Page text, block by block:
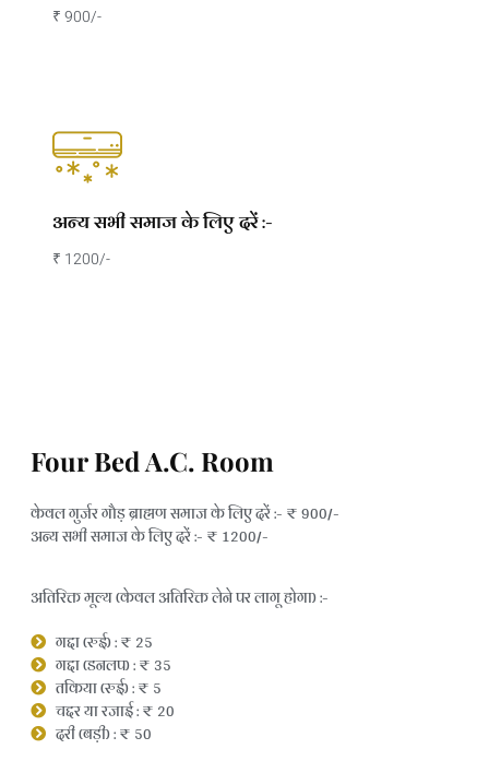
₹ 900/-
अन्य सभी समाज के लिए दरें :-
₹ 1200/-
Four Bed A.C. Room
केवल गुर्जर गौड़ ब्राह्मण समाज के लिए दरें :- ₹ 900/-
अन्य सभी समाज के लिए दरें :- ₹ 1200/-
अतिरिक्त मूल्य (केवल अतिरिक्त लेने पर लागू होगा) :-
गद्दा (रुई) : ₹ 25
गद्दा (डनलप) : ₹ 35
तकिया (रुई) : ₹ 5
चद्दर या रजाई : ₹ 20
दरी (बड़ी) : ₹ 50